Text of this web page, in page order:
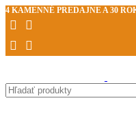
4 KAMENNÉ PREDAJNE A 30